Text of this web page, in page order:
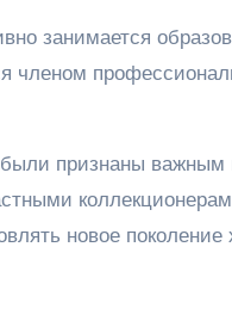
занимается
членом
признаны важным
новое поколение